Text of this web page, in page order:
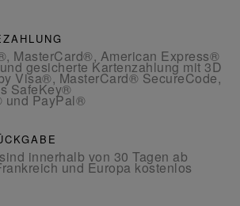
MasterCard®, American Express®
gesicherte Kartenzahlung mit 3D
Visa®, MasterCard® SecureCode,
SafeKey®
und PayPal®
innerhalb von 30 Tagen ab
und Europa kostenlos